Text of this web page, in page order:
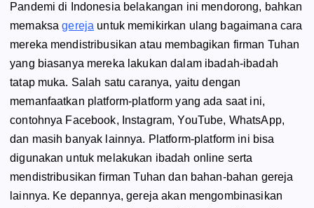
Pandemi di Indonesia belakangan ini mendorong, bahkan
memaksagereja untuk memikirkan ulang bagaimana cara
mereka mendistribusikan atau membagikan firman Tuhan
yang biasanya mereka lakukan dalam ibadah-ibadah
tatap muka. Salah satu caranya, yaitu dengan
memanfaatkan platform-platform yang ada saat ini,
contohnya Facebook, Instagram, YouTube, WhatsApp,
dan masih banyak lainnya. Platform-platform ini bisa
digunakan untuk melakukan ibadah online serta
mendistribusikan firman Tuhan dan bahan-bahan gereja
lainnya. Ke depannya, gereja akan mengombinasikan